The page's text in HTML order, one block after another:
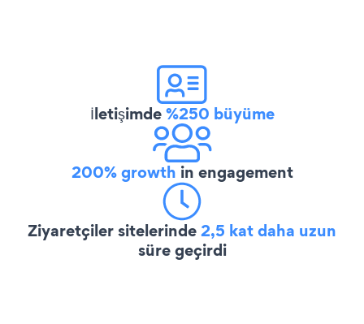
İletişimde%250 büyüme
200% growth in engagement
Ziyaretçiler sitelerinde2,5 kat daha uzun
süre geçirdi